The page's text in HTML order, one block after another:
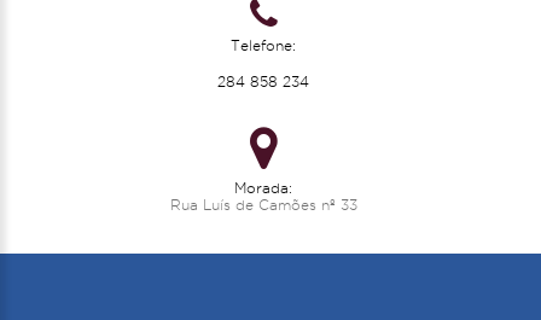
Telefone:
284 858 234
Morada:
Rua Luís de Camões nº 33